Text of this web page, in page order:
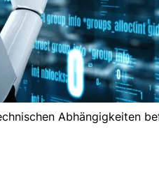
Abhängigkeiten